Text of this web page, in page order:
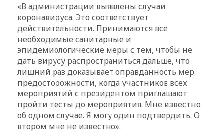
«В администрации выявлены случаи
коронавируса. Это соответствует
действительности. Принимаются все
необходимые санитарные и
эпидемиологические меры с тем, чтобы не
дать вирусу распространиться дальше, что
лишний раз доказывает оправданность мер
предосторожности, когда участников всех
мероприятий с президентом приглашают
пройти тесты до мероприятия. Мне известно
об одном случае. Я могу один подтвердить. О
втором мне не известно».